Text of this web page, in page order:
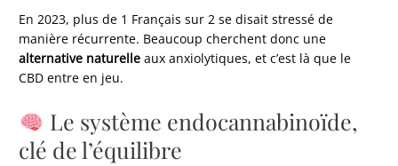
En 2023, plus de 1 Français sur 2 se disait stressé de
manière récurrente. Beaucoup cherchent donc une
alternative naturelle aux anxiolytiques, et c’est là que le
CBD entre en jeu.
Le système endocannabinoïde,
clé de l’équilibre